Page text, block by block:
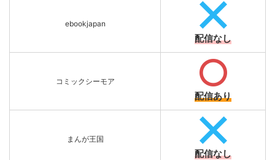
ebookjapan
配信なし
コミックシーモア
配信あり
まんが王国
配信なし